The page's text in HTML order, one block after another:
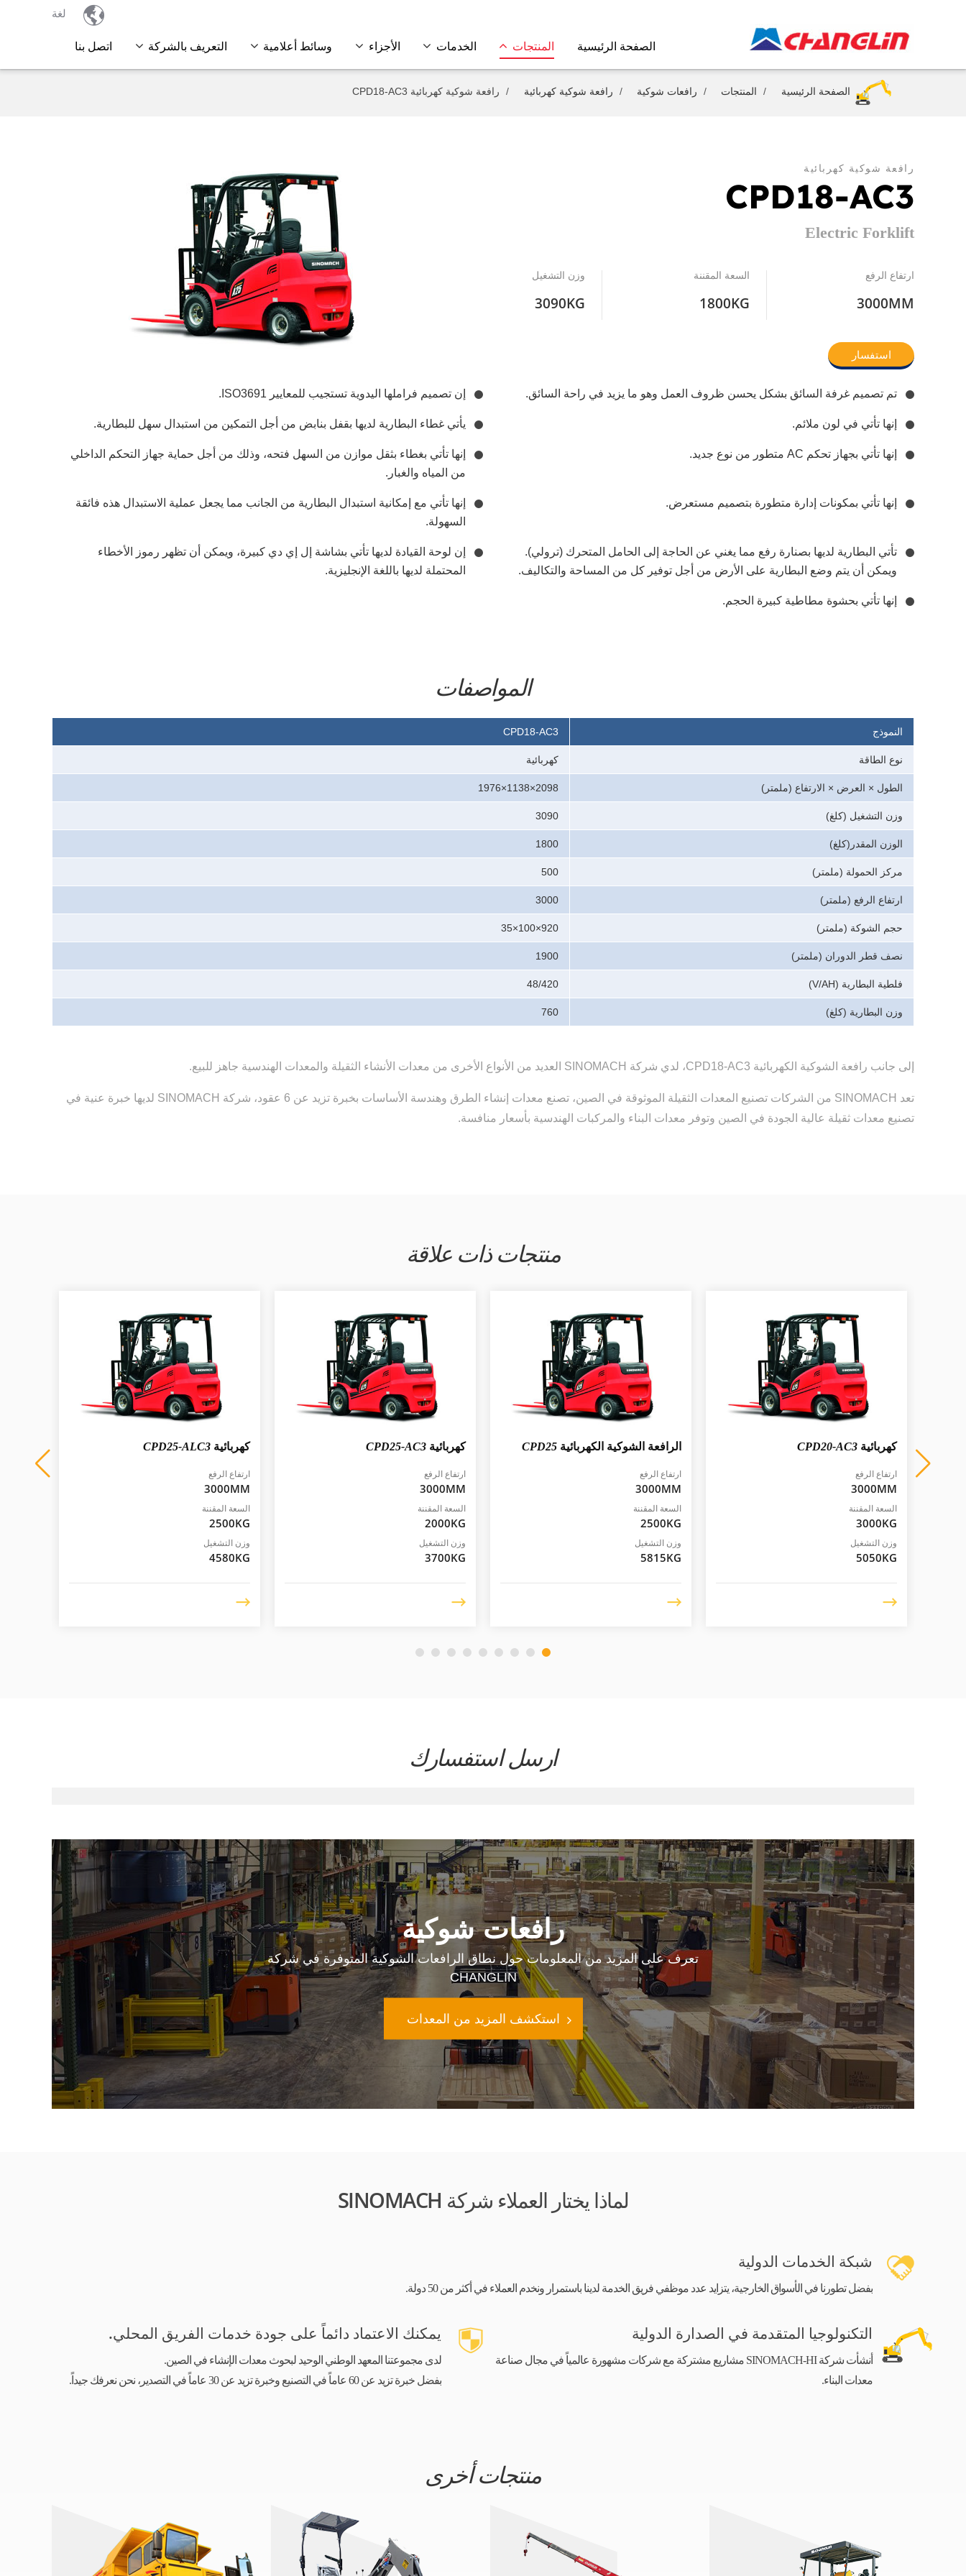
 لغة
الصفحة الرئيسية المنتجات الخدمات الأجزاء وسائط أعلامية التعريف بالشركة اتصل بنا
الصفحة الرئيسية المنتجات رافعات شوكية رافعة شوكية كهربائية رافعة شوكية كهربائية CPD18-AC3
رافعة شوكية كهربائية
CPD18-AC3
Electric Forklift
ارتفاع الرفع
3000MM
السعة المقننة
1800KG
وزن التشغيل
3090KG
استفسار
تم تصميم غرفة السائق بشكل يحسن ظروف العمل وهو ما يزيد في راحة السائق. إن تصميم فراملها اليدوية تستجيب للمعايير ISO3691.
إنها تأتي في لون ملائم. يأتي غطاء البطارية لديها بقفل بنابض من أجل التمكين من استبدال سهل للبطارية.
إنها تأتي بجهاز تحكم AC متطور من نوع جديد.
إنها تأتي بغطاء بثقل موازن من السهل فتحه، وذلك من أجل حماية جهاز التحكم الداخلي
من المياه والغبار.
إنها تأتي بمكونات إدارة متطورة بتصميم مستعرض.
إنها تأتي مع إمكانية استبدال البطارية من الجانب مما يجعل عملية الاستبدال هذه فائقة
السهولة.
تأتي البطارية لديها بصنارة رفع مما يغني عن الحاجة إلى الحامل المتحرك (ترولي).
ويمكن أن يتم وضع البطارية على الأرض من أجل توفير كل من المساحة والتكاليف.
إن لوحة القيادة لديها تأتي بشاشة إل إي دي كبيرة، ويمكن أن تظهر رموز الأخطاء
المحتملة لديها باللغة الإنجليزية.
إنها تأتي بحشوة مطاطية كبيرة الحجم.
المواصفات
النموذج CPD18-AC3
نوع الطاقة كهربائية
الطول × العرض × الارتفاع (ملمتر) 2098×1138×1976
وزن التشغيل (كلغ) 3090
الوزن المقدر (كلغ) 1800
مركز الحمولة (ملمتر) 500
ارتفاع الرفع (ملمتر) 3000
حجم الشوكة (ملمتر) 920×100×35
نصف قطر الدوران (ملمتر) 1900
فلطية البطارية (V/AH) 48/420
وزن البطارية (كلغ) 760
إلى جانب رافعة الشوكية الكهربائية CPD18-AC3، لدي شركة SINOMACH العديد من الأنواع الأخرى من معدات الأنشاء الثقيلة والمعدات الهندسية جاهز للبيع.
تعد SINOMACH من الشركات تصنيع المعدات الثقيلة الموثوقة في الصين، تصنع معدات إنشاء الطرق وهندسة الأساسات بخبرة تزيد عن 6 عقود، شركة SINOMACH لديها خبرة عنية في
تصنيع معدات ثقيلة عالية الجودة في الصين وتوفر معدات البناء والمركبات الهندسية بأسعار منافسة.
منتجات ذات علاقة
كهربائية CPD20-AC3
ارتفاع الرفع
3000MM
السعة المقننة
3000KG
وزن التشغيل
5050KG
الرافعة الشوكية الكهربائية CPD25
ارتفاع الرفع
3000MM
السعة المقننة
2500KG
وزن التشغيل
5815KG
كهربائية CPD25-AC3
ارتفاع الرفع
3000MM
السعة المقننة
2000KG
وزن التشغيل
3700KG
كهربائية CPD25-ALC3
ارتفاع الرفع
3000MM
السعة المقننة
2500KG
وزن التشغيل
4580KG
ارسل استفسارك
رافعات شوكية
تعرف على المزيد من المعلومات حول نطاق الرافعات الشوكية المتوفرة في شركة
CHANGLIN
استكشف المزيد من المعدات
لماذا يختار العملاء شركة SINOMACH
شبكة الخدمات الدولية
بفضل تطورنا في الأسواق الخارجية، يتزايد عدد موظفي فريق الخدمة لدينا باستمرار ونخدم العملاء في أكثر من 50 دولة.
التكنولوجيا المتقدمة في الصدارة الدولية
أنشأت شركة SINOMACH-HI مشاريع مشتركة مع شركات مشهورة عالمياً في مجال صناعة
معدات البناء.
يمكنك الاعتماد دائماً على جودة خدمات الفريق المحلي.
لدى مجموعتنا المعهد الوطني الوحيد لبحوث معدات الإنشاء في الصين.
بفضل خبرة تزيد عن 60 عاماً في التصنيع وخبرة تزيد عن 30 عاماً في التصدير، نحن نعرفك جيداً.
منتجات أخرى